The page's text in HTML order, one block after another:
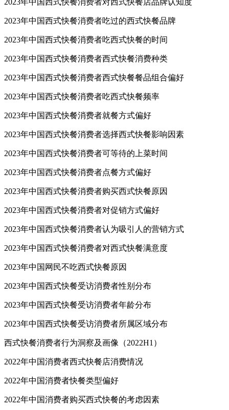
2023年中国西式快餐消费者对西式快餐店品牌认知度
2023年中国西式快餐消费者吃过的西式快餐品牌
2023年中国西式快餐消费者吃西式快餐的时间
2023年中国西式快餐消费者西式快餐消费种类
2023年中国西式快餐消费者西式快餐餐品组合偏好
2023年中国西式快餐消费者吃西式快餐频率
2023年中国西式快餐消费者就餐方式偏好
2023年中国西式快餐消费者选择西式快餐影响因素
2023年中国西式快餐消费者可等待的上菜时间
2023年中国西式快餐消费者点餐方式偏好
2023年中国西式快餐消费者购买西式快餐原因
2023年中国西式快餐消费者对促销方式偏好
2023年中国西式快餐消费者认为吸引人的营销方式
2023年中国西式快餐消费者对西式快餐满意度
2023年中国网民不吃西式快餐原因
2023年中国西式快餐受访消费者性别分布
2023年中国西式快餐受访消费者年龄分布
2023年中国西式快餐受访消费者所属区域分布
西式快餐消费者行为洞察及画像（2022H1）
2022年中国消费者西式快餐店消费情况
2022年中国消费者快餐类型偏好
2022年中国消费者购买西式快餐的考虑因素